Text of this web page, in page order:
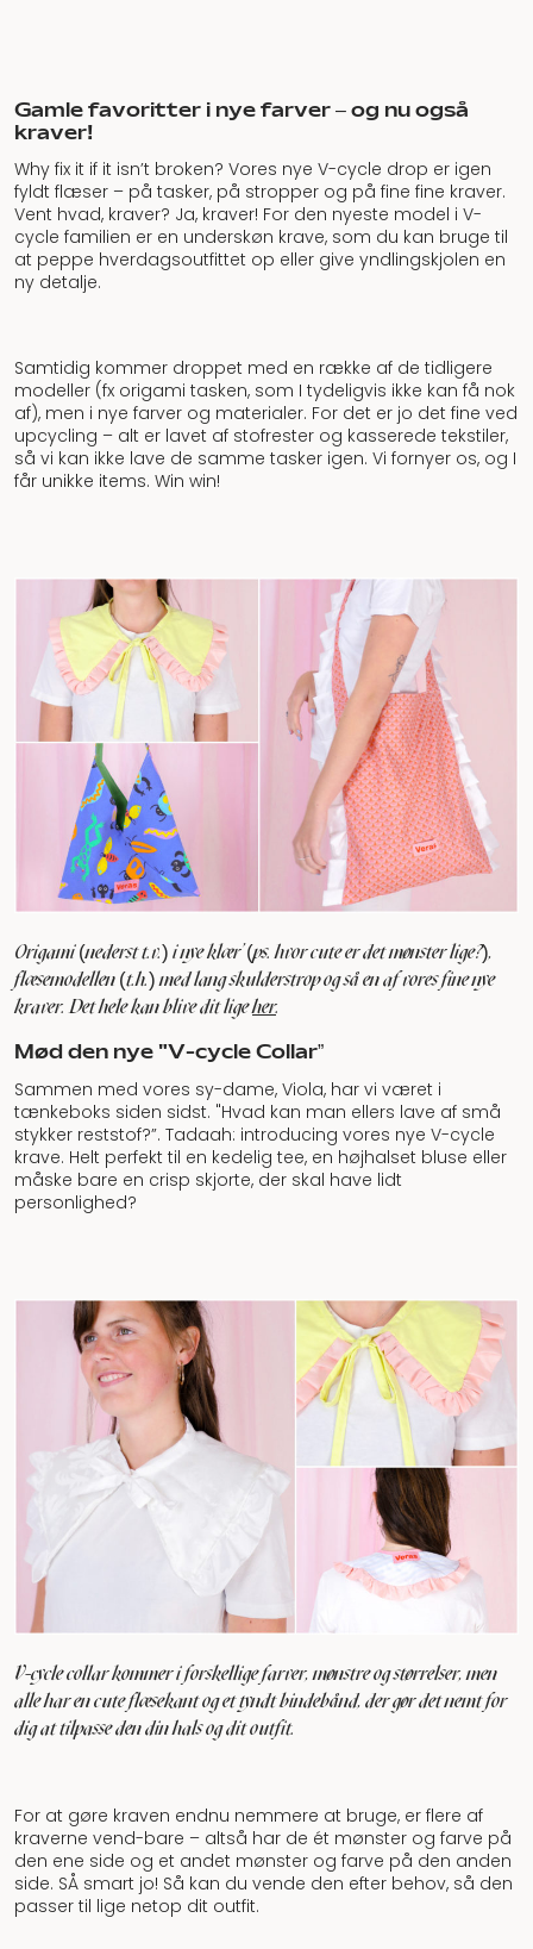
Gamle favoritter i nye farver – og nu også
kraver!
Why fix it if it isn’t broken? Vores nye V-cycle drop er igen
fyldt flæser – på tasker, på stropper og på fine fine kraver.
Vent hvad, kraver? Ja, kraver! For den nyeste model i V-
cycle familien er en underskøn krave, som du kan bruge til
at peppe hverdagsoutfittet op eller give yndlingskjolen en
ny detalje.
Samtidig kommer droppet med en række af de tidligere
modeller (fx origami tasken, som I tydeligvis ikke kan få nok
af), men i nye farver og materialer. For det er jo det fine ved
upcycling – alt er lavet af stofrester og kasserede tekstiler,
så vi kan ikke lave de samme tasker igen. Vi fornyer os, og I
får unikke items. Win win!
Origami (nederst t.v.) i nye klær’ (ps. hvor cute er det mønster lige?),
flæsemodellen (t.h.) med lang skulderstrop og så en af vores fine nye
kraver. Det hele kan blive dit ligeher.
Mød den nye "V-cycle Collar”
Sammen med vores sy-dame, Viola, har vi været i
tænkeboks siden sidst. "Hvad kan man ellers lave af små
stykker reststof?”. Tadaah: introducing vores nye V-cycle
krave. Helt perfekt til en kedelig tee, en højhalset bluse eller
måske bare en crisp skjorte, der skal have lidt
personlighed?
V-cycle collar kommer i forskellige farver, mønstre og størrelser, men
alle har en cute flæsekant og et tyndt bindebånd, der gør det nemt for
dig at tilpasse den din hals og dit outfit.
For at gøre kraven endnu nemmere at bruge, er flere af
kraverne vend-bare – altså har de ét mønster og farve på
den ene side og et andet mønster og farve på den anden
side. SÅ smart jo! Så kan du vende den efter behov, så den
passer til lige netop dit outfit.